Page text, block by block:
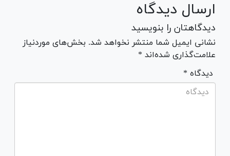
ارسال دیدگاه
دیدگاهتان را بنویسید
نشانی ایمیل شما منتشر نخواهد شد. بخش‌های موردنیاز
علامت‌گذاری شده‌اند *
* دیدگاه